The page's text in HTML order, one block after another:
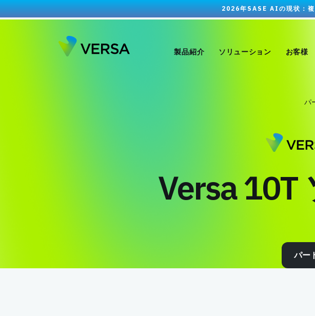
2026年SASE AIの現状：複
製品紹介 ソリューション お客様
パ
Versa 10T
パー